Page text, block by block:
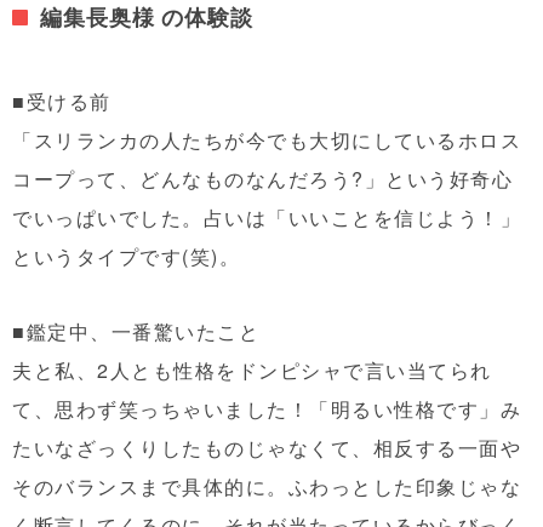
編集長奥様 の体験談
■受ける前
「スリランカの人たちが今でも大切にしているホロス
コープって、どんなものなんだろう?」という好奇心
でいっぱいでした。占いは「いいことを信じよう！」
というタイプです(笑)。
■鑑定中、一番驚いたこと
夫と私、2人とも性格をドンピシャで言い当てられ
て、思わず笑っちゃいました！「明るい性格です」み
たいなざっくりしたものじゃなくて、相反する一面や
そのバランスまで具体的に。ふわっとした印象じゃな